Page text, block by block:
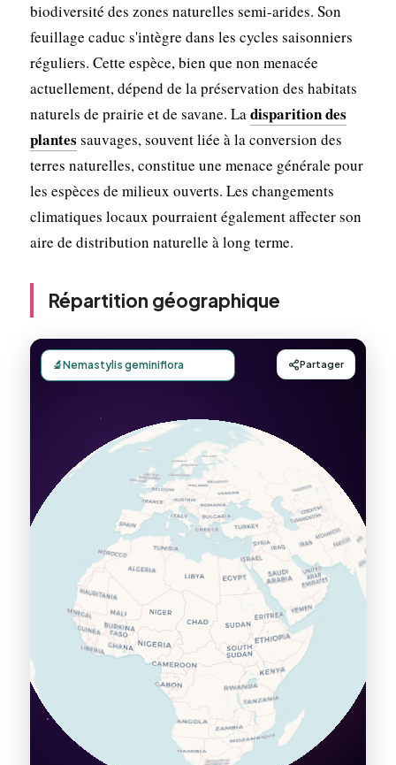
biodiversité des zones naturelles semi-arides. Son
feuillage caduc s'intègre dans les cycles saisonniers
réguliers. Cette espèce, bien que non menacée
actuellement, dépend de la préservation des habitats
naturels de prairie et de savane. Ladisparition des
plantes sauvages, souvent liée à la conversion des
terres naturelles, constitue une menace générale pour
les espèces de milieux ouverts. Les changements
climatiques locaux pourraient également affecter son
aire de distribution naturelle à long terme.
Répartition géographique